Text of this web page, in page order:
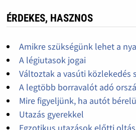
ÉRDEKES, HASZNOS
Amikre szükségünk lehet a
A légiutasok jogai
Változtak a vasúti közlekedés
A legtöbb borravalót adó
Mire figyeljünk, ha autót
Utazás gyerekkel
Egzotikus utazások előtti oltás